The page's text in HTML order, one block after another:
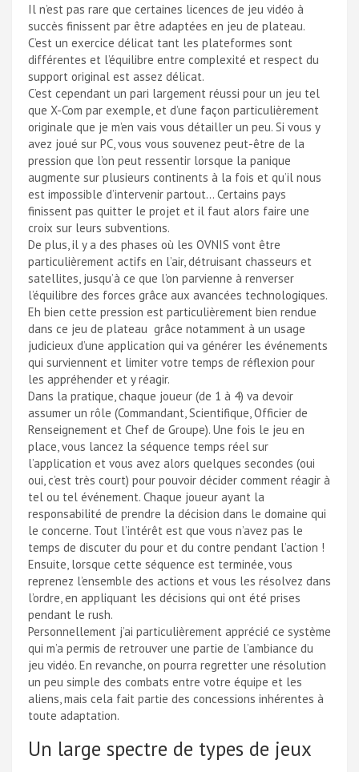
Il n’est pas rare que certaines licences de jeu vidéo à
succès finissent par être adaptées en jeu de plateau.
C’est un exercice délicat tant les plateformes sont
différentes et l’équilibre entre complexité et respect du
support original est assez délicat.
C’est cependant un pari largement réussi pour un jeu tel
que X-Com par exemple, et d’une façon particulièrement
originale que je m’en vais vous détailler un peu. Si vous y
avez joué sur PC, vous vous souvenez peut-être de la
pression que l’on peut ressentir lorsque la panique
augmente sur plusieurs continents à la fois et qu’il nous
est impossible d’intervenir partout… Certains pays
finissent pas quitter le projet et il faut alors faire une
croix sur leurs subventions.
De plus, il y a des phases où les OVNIS vont être
particulièrement actifs en l’air, détruisant chasseurs et
satellites, jusqu’à ce que l’on parvienne à renverser
l’équilibre des forces grâce aux avancées technologiques.
Eh bien cette pression est particulièrement bien rendue
dans ce jeu de plateau grâce notamment à un usage
judicieux d’une application qui va générer les événements
qui surviennent et limiter votre temps de réflexion pour
les appréhender et y réagir.
Dans la pratique, chaque joueur (de 1 à 4) va devoir
assumer un rôle (Commandant, Scientifique, Officier de
Renseignement et Chef de Groupe). Une fois le jeu en
place, vous lancez la séquence temps réel sur
l’application et vous avez alors quelques secondes (oui
oui, c’est très court) pour pouvoir décider comment réagir à
tel ou tel événement. Chaque joueur ayant la
responsabilité de prendre la décision dans le domaine qui
le concerne. Tout l’intérêt est que vous n’avez pas le
temps de discuter du pour et du contre pendant l’action !
Ensuite, lorsque cette séquence est terminée, vous
reprenez l’ensemble des actions et vous les résolvez dans
l’ordre, en appliquant les décisions qui ont été prises
pendant le rush.
Personnellement j’ai particulièrement apprécié ce système
qui m’a permis de retrouver une partie de l’ambiance du
jeu vidéo. En revanche, on pourra regretter une résolution
un peu simple des combats entre votre équipe et les
aliens, mais cela fait partie des concessions inhérentes à
toute adaptation.
Un large spectre de types de jeux